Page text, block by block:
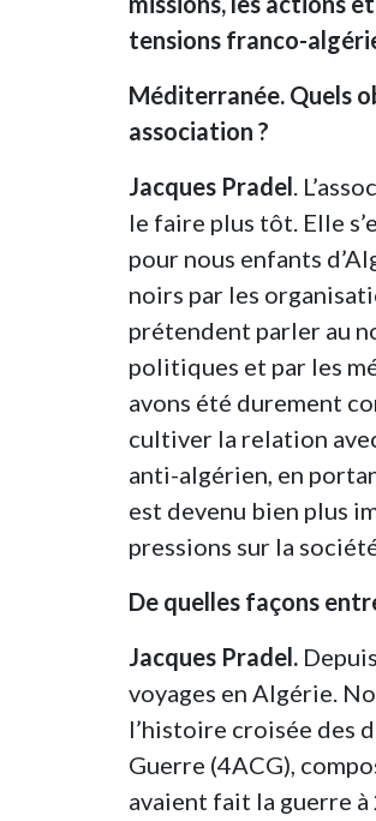
tensions franco-
Méditerranée. Quels
association ?
Jacques Pradel.
le faire plus tôt. Elle
pour nous enfants
noirs par les
prétendent parler au
politiques et par les
avons été durement
cultiver la relation
anti-algérien, en
est devenu bien plus
pressions sur la
De quelles façons
Jacques Pradel.
voyages en Algérie.
l’histoire croisée des
Guerre (4ACG),
avaient fait la guerre à